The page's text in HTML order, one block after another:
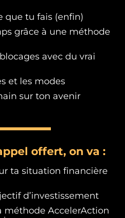
que tu fais (enfin)
grâce à une méthode
avec du vrai
et les modes
sur ton avenir
offert, on va :
ta situation financière
d’investissement
méthode AccelerAction